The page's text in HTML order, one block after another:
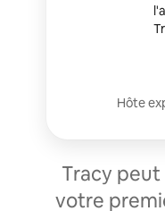
Hôte
Tracy
votre